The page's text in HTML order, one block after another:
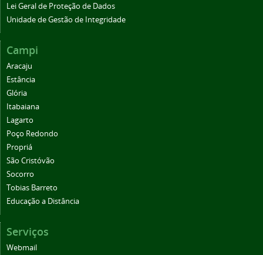
Lei Geral de Proteção de Dados
Unidade de Gestão de Integridade
Campi
Aracaju
Estância
Glória
Itabaiana
Lagarto
Poço Redondo
Propriá
São Cristóvão
Socorro
Tobias Barreto
Educação a Distância
Serviços
Webmail